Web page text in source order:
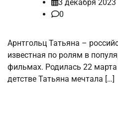
3 декабря 2023
0
Арнтгольц Татьяна –
известная по ролям в
фильмах. Родилась 22
детстве Татьяна мечтала […]